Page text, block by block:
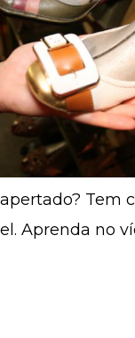
Tem
Aprenda no